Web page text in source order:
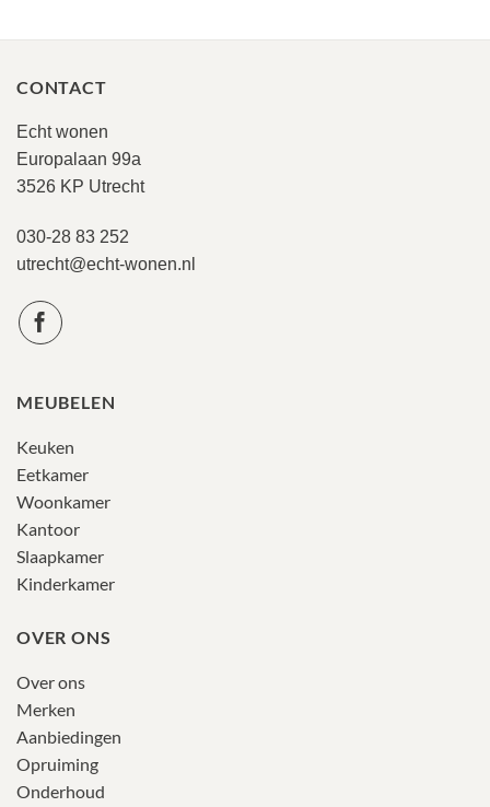
CONTACT
Echt wonen
Europalaan 99a
3526 KP Utrecht
030-28 83 252
utrecht@echt-wonen.nl
MEUBELEN
Keuken
Eetkamer
Woonkamer
Kantoor
Slaapkamer
Kinderkamer
OVER ONS
Over ons
Merken
Aanbiedingen
Opruiming
Onderhoud